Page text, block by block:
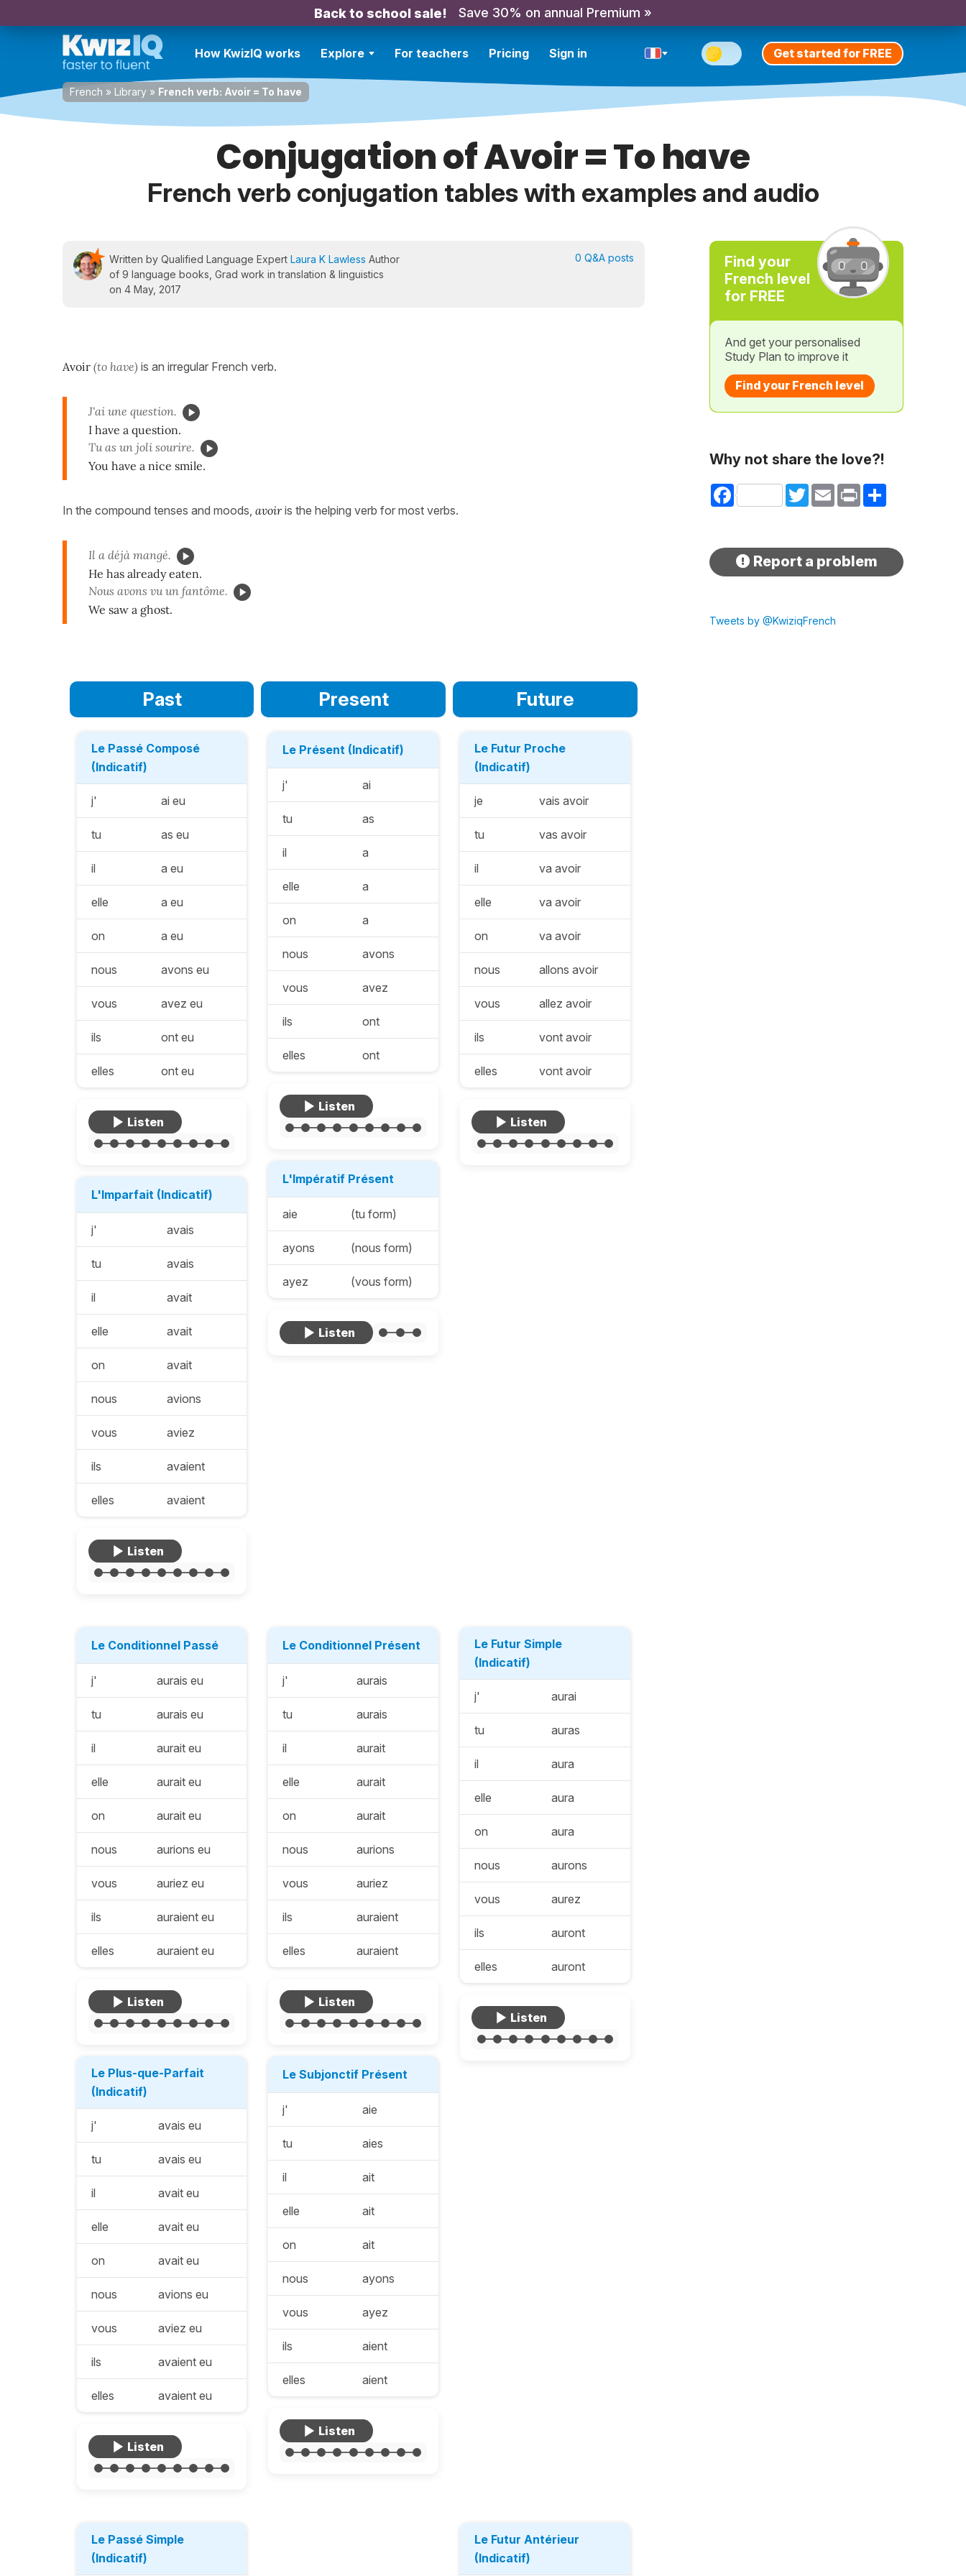
Back to school sale! Save 30% on annual Premium »
How KwizIQ works Explore For teachers Pricing Sign in Get started for FREE
French » Library » French verb: Avoir = To have
Conjugation of Avoir = To have
French verb conjugation tables with examples and audio
Written by Qualified Language Expert Laura K Lawless Author
of 9 language books, Grad work in translation & linguistics
on 4 May, 2017
0 Q&A posts
Avoir (to have) is an irregular French verb.
J'ai une question.
I have a question.
Tu as un joli sourire.
You have a nice smile.
In the compound tenses and moods, avoiris the helping verb for most verbs.
Il a déjà mangé.
He has already eaten.
Nous avons vu un fantôme.
We saw a ghost.
Past Present Future
Le Passé Composé
(Indicatif)
j' ai eu
tu as eu
il a eu
elle a eu
on a eu
nous avons eu
vous avez eu
ils ont eu
elles ont eu
L'Imparfait (Indicatif)
j' avais
tu avais
il avait
elle avait
on avait
nous avions
vous aviez
ils avaient
elles avaient
Le Présent (Indicatif)
j' ai
tu as
il a
elle a
on a
nous avons
vous avez
ils ont
elles ont
L'Impératif Présent
aie (tu form)
ayons (nous form)
ayez (vous form)
Le Futur Proche
(Indicatif)
je vais avoir
tu vas avoir
il va avoir
elle va avoir
on va avoir
nous allons avoir
vous allez avoir
ils vont avoir
elles vont avoir
Le Conditionnel Passé
j' aurais eu
tu aurais eu
il aurait eu
elle aurait eu
on aurait eu
nous aurions eu
vous auriez eu
ils auraient eu
elles auraient eu
Le Plus-que-Parfait
(Indicatif)
j' avais eu
tu avais eu
il avait eu
elle avait eu
on avait eu
nous avions eu
vous aviez eu
ils avaient eu
elles avaient eu
Le Conditionnel Présent
j' aurais
tu aurais
il aurait
elle aurait
on aurait
nous aurions
vous auriez
ils auraient
elles auraient
Le Subjonctif Présent
j' aie
tu aies
il ait
elle ait
on ait
nous ayons
vous ayez
ils aient
elles aient
Le Futur Simple
(Indicatif)
j' aurai
tu auras
il aura
elle aura
on aura
nous aurons
vous aurez
ils auront
elles auront
Le Passé Simple
(Indicatif)
Le Futur Antérieur
(Indicatif)
Find your
French level
for FREE
And get your personalised
Study Plan to improve it
Find your French level
Why not share the love?!
Facebook TwitterEmail Print
Report a problem
Tweets by @KwiziqFrench